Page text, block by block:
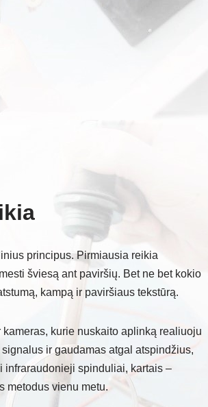
principus. Pirmiausia reikia
šviesą ant paviršių. Bet ne bet kokio
kampą ir paviršiaus tekstūrą.
kurie nuskaito aplinką realiuoju
ir gaudamas atgal atspindžius,
infraraudonieji spinduliai, kartais –
metodus vienu metu.